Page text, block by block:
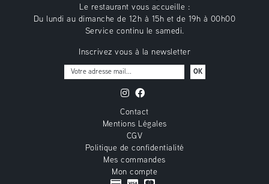
Le restaurant vous accueille :
Du lundi au dimanche de 12h à 15h et de 19h à 00h00
Service continu le samedi.
Inscrivez vous à la newsletter
OK
Contact
Mentions Légales
CGV
Politique de confidentialité
Mes commandes
Mon compte